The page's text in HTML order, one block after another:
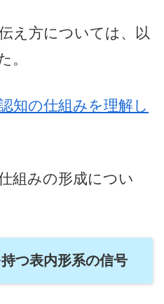
え方については、以
。
知の仕組みを理解し
組みの形成につい
つ表内形系の信号